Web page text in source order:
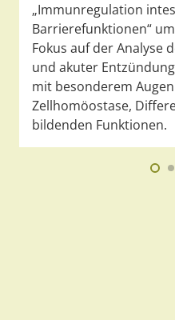
„Immunregulation
Barrierefunktionen“
Fokus auf der Analyse
und akuter
mit besonderem
Zellhomöostase,
bildenden Funktionen.